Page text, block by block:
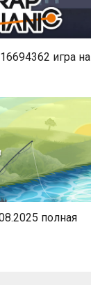
игра на
полная